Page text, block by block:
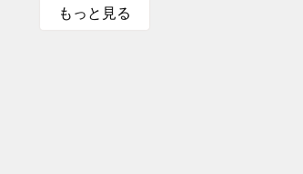
もっと見る